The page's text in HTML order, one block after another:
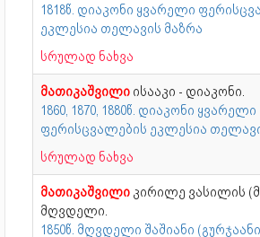
1818წ. დიაკონი ყვარელი
ეკლესია თელავის მაზრა
სრულად ნახვა
მათიკაშვილი ისააკი - დიაკონი.
1860, 1870, 1880წ. დიაკონი ყვარელი
ფერისცვალების ეკლესია
სრულად ნახვა
მათიკაშვილი კირილე ვასილის
მღვდელი.
1850წ. მღვდელი შაშიანი